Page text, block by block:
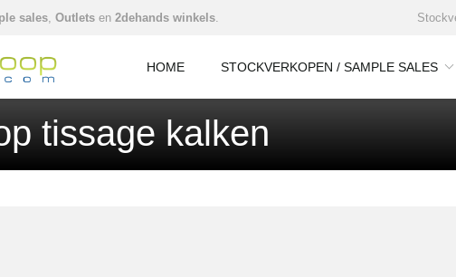
sales, Outlets en 2dehands winkels.
HOME STOCKVERKOPEN / SAMPLE SALES
tissage kalken